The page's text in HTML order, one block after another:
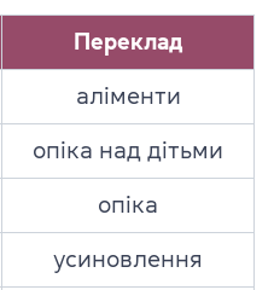
Переклад
аліменти
опіка над дітьми
опіка
усиновлення